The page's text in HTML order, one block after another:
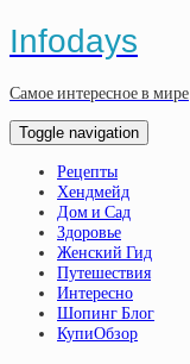
Infodays
Самое интересное в мире
Toggle navigation
Рецепты
Хендмейд
Дом и Сад
Здоровье
Женский Гид
Путешествия
Интересно
Шопинг Блог
КупиОбзор